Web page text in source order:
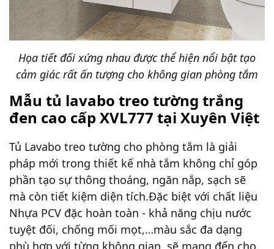
Họa tiết đối xứng nhau được thể hiện nổi bật tạo
cảm giác rất ấn tượng cho không gian phòng tắm
Mẫu tủ lavabo treo tường trắng
đen cao cấp XVL777 tại Xuyên Việt
Tủ Lavabo treo tường cho phòng tắm là giải
pháp mới trong thiết kế nhà tắm không chỉ góp
phần tạo sự thông thoáng, ngăn nắp, sạch sẽ
mà còn tiết kiệm diện tích.Đặc biệt với chất liệu
Nhựa PCV đặc hoàn toàn - khả năng chịu nước
tuyệt đối, chống mối mọt,…màu sắc đa dạng
phù hợp với từng không gian, sẽ mang đến cho